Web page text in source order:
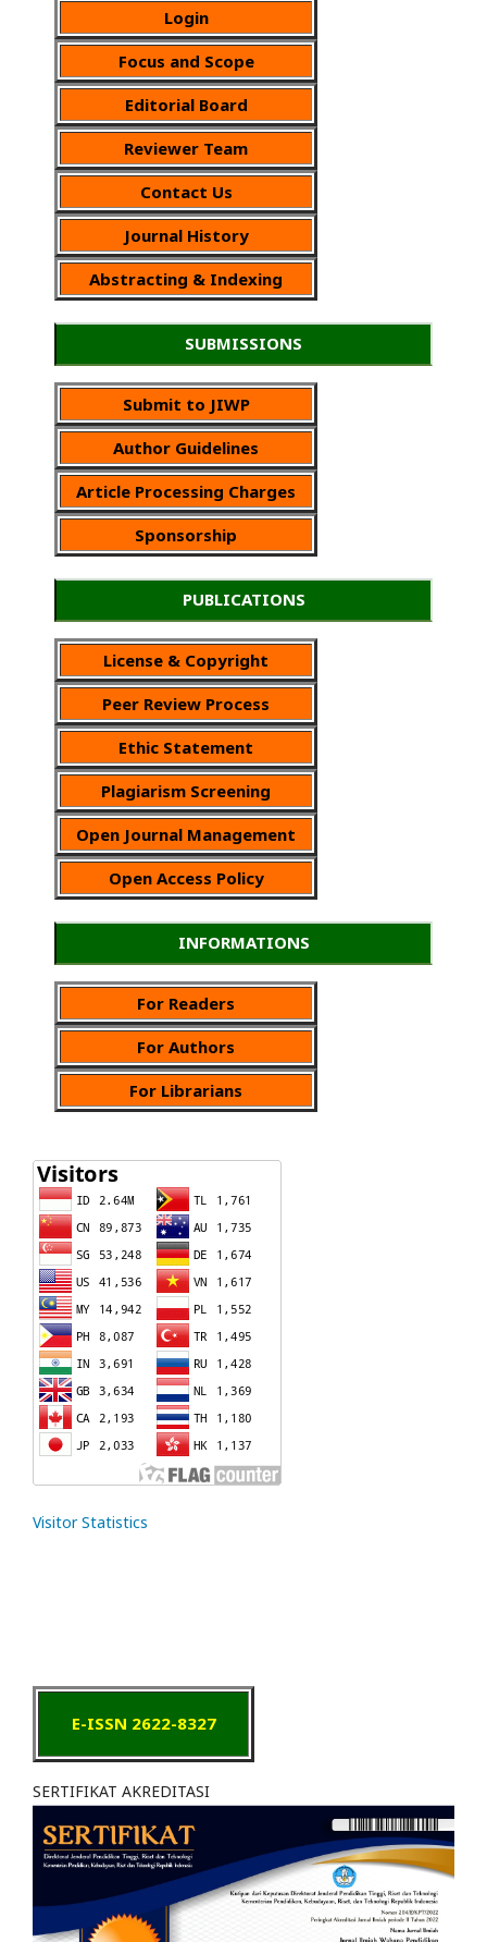
Login
Focus and Scope
Editorial Board
Reviewer Team
Contact Us
Journal History
Abstracting & Indexing
SUBMISSIONS
Submit to JIWP
Author Guidelines
Article Processing Charges
Sponsorship
PUBLICATIONS
License & Copyright
Peer Review Process
Ethic Statement
Plagiarism Screening
Open Journal Management
Open Access Policy
INFORMATIONS
For Readers
For Authors
For Librarians
Visitor Statistics
E-ISSN 2622-8327
SERTIFIKAT AKREDITASI